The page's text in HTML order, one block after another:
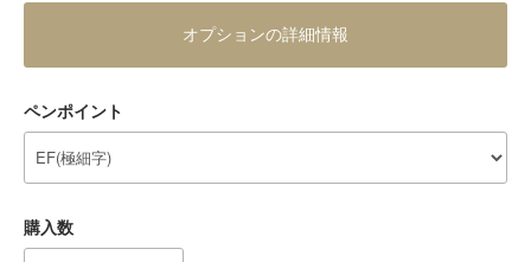
オプションの詳細情報
ペンポイント
購入数